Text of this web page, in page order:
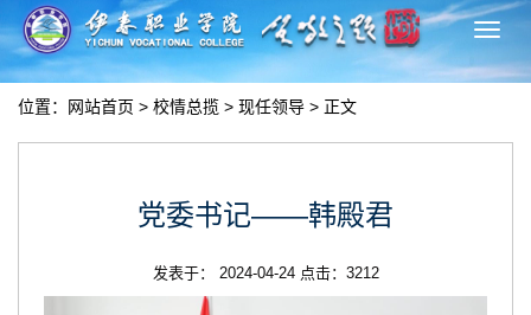
切
换
位置： 网站首页 > 校情总揽 > 现任领导 > 正文
党委书记——韩殿君
发表于： 2024-04-24 点击： 3212